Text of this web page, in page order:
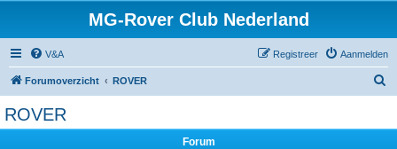
MG-Rover Club Nederland
V&A Aanmelden
Registreer
Forumoverzicht ROVER
ROVER
Forum